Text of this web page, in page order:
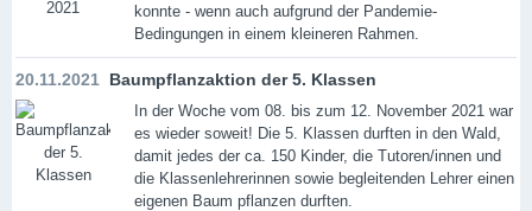
konnte - wenn auch aufgrund der Pandemie-
Bedingungen in einem kleineren Rahmen.
20.11.2021 Baumpflanzaktion der 5. Klassen
In der Woche vom 08. bis zum 12. November 2021 war
es wieder soweit! Die 5. Klassen durften in den Wald,
damit jedes der ca. 150 Kinder, die Tutoren/innen und
die Klassenlehrerinnen sowie begleitenden Lehrer einen
eigenen Baum pflanzen durften.